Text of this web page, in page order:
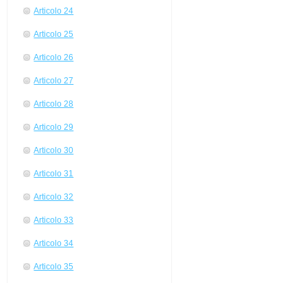
Articolo 24
Articolo 25
Articolo 26
Articolo 27
Articolo 28
Articolo 29
Articolo 30
Articolo 31
Articolo 32
Articolo 33
Articolo 34
Articolo 35